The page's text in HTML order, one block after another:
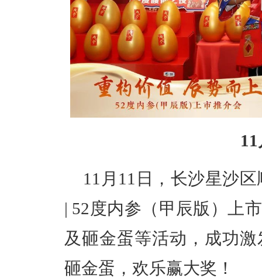
11月11日，长沙星沙
| 52度内参（甲辰版）上
及砸金蛋等活动，成功
砸金蛋，欢乐赢大奖！